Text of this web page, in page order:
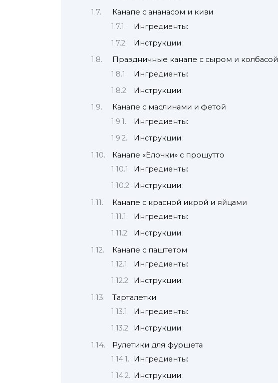
Канапе с ананасом и киви
Ингредиенты:
Инструкции:
Праздничные канапе с сыром и колбасой
Ингредиенты:
Инструкции:
Канапе с маслинами и фетой
Ингредиенты:
Инструкции:
Канапе «Ёлочки» с прошутто
Ингредиенты:
Инструкции:
Канапе с красной икрой и яйцами
Ингредиенты:
Инструкции:
Канапе с паштетом
Ингредиенты:
Инструкции:
Тарталетки
Ингредиенты:
Инструкции:
Рулетики для фуршета
Ингредиенты:
Инструкции: